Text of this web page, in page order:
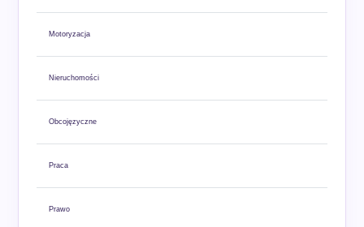
Motoryzacja
Nieruchomości
Obcojęzyczne
Praca
Prawo